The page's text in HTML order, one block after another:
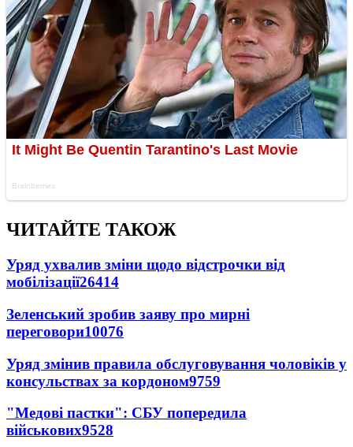
ЧИТАЙТЕ ТАКОЖ
Уряд ухвалив зміни щодо відстрочки від
мобілізації26414
Зеленський зробив заяву про мирні
переговори10076
Уряд змінив правила обслуговування чоловіків у
консульствах за кордоном9759
"Медові пастки": СБУ попередила
військових9528